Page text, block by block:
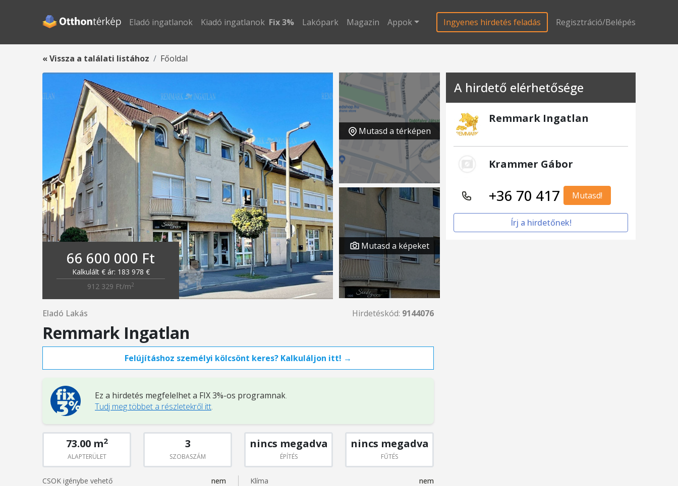
Eladó ingatlanok Kiadó ingatlanok Fix 3% Lakópark Magazin Appok Ingyenes hirdetés feladás Regisztráció/Belépés
« Vissza a találati listához Főoldal
66 600 000 Ft
Kalkulált € ár: 183 978 €
912 329 Ft/m2
Mutasd a térképen
Mutasd a képeket
Eladó Lakás Hirdetéskód: 9144076
Remmark Ingatlan
Felújításhoz személyi kölcsönt keres? Kalkuláljon itt! →
Ez a hirdetés megfelelhet a FIX 3%-os programnak.
Tudj meg többet a részletekről itt.
73.00 m2
ALAPTERÜLET
3
SZOBASZÁM
nincs megadva
ÉPÍTÉS
nincs megadva
FŰTÉS
CSOK igénybe vehető
nem
Klíma
nem
A hirdető elérhetősége
Remmark Ingatlan
Krammer Gábor
+36 70 417 Mutasd!
Írj a hirdetőnek!